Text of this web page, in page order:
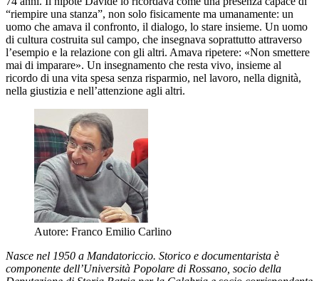
“riempire una stanza”, non solo fisicamente ma umanamente: un
uomo che amava il confronto, il dialogo, lo stare insieme. Un uomo
di cultura costruita sul campo, che insegnava soprattutto attraverso
l’esempio e la relazione con gli altri. Amava ripetere: «Non smettere
mai di imparare». Un insegnamento che resta vivo, insieme al
ricordo di una vita spesa senza risparmio, nel lavoro, nella dignità,
nella giustizia e nell’attenzione agli altri.
Autore: Franco Emilio Carlino
Nasce nel 1950 a Mandatoriccio. Storico e documentarista è
componente dell’Università Popolare di Rossano, socio della